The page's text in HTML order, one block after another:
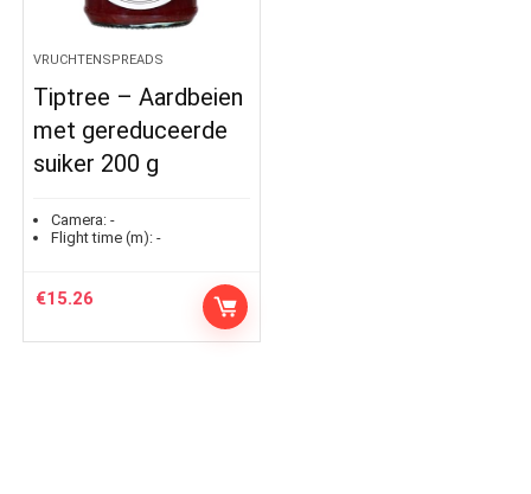
VRUCHTENSPREADS
Tiptree – Aardbeien
met gereduceerde
suiker 200 g
Camera: -
Flight time (m): -
€15.26